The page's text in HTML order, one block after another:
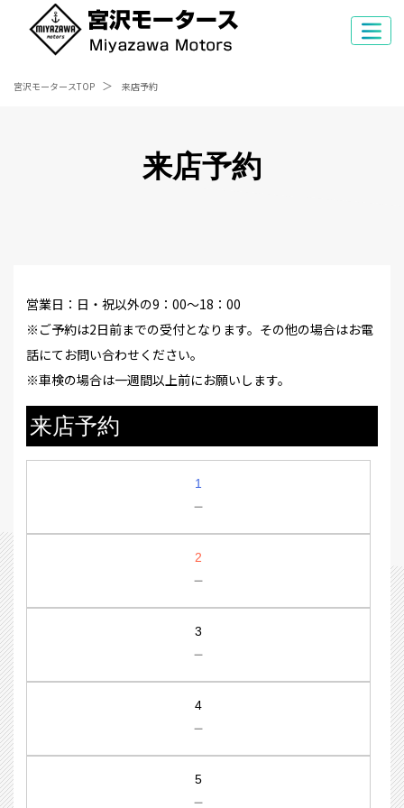
宮沢モータースTOP 来店予約
来店予約
営業日：日・祝以外の9：00～18：00
※ご予約は2日前までの受付となります。その他の場合はお電
話にてお問い合わせください。
※車検の場合は一週間以上前にお願いします。
来店予約
1
－
2
－
3
－
4
－
5
－